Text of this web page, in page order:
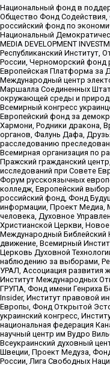
Национальный фонд в
Общество Фонд
российский фонд по
Национальный
MEDIA DEVELOPMENT
Республиканский Институт,
России, Черноморский фонд
Европейская Платформа за
Международный центр
Маршалла Соединенных
окружающей среды и
Всемирный конгресс
Европейский фонд за
Хармони, Родники дракона,
органов, Фалунь Дафа,
расследованию
Всемирная организация по
Пражский гражданский
исследований при Совете
Форум русскоязычных
колледж, Европейский
российский фонд, Фонд
информации, Проект Медиа,
человека, Духовное
Христианской Церкви,
Международный Библейский
движение, Всемирный
Церковь Духовной
наблюдению за выборами,
УРАЛ, Ассоциация развития
Институт Международных
ГРУПА, Фонд имени Генриха
Insider, Институт правовой
Европы, Фонд Открытой
украинский конгресс,
национальная федерация
научный центр им Вудро
Всеукраинский духовный
Швеции, Проект Медуза,
России, Лига Свободных